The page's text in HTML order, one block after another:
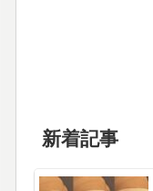
新着記事